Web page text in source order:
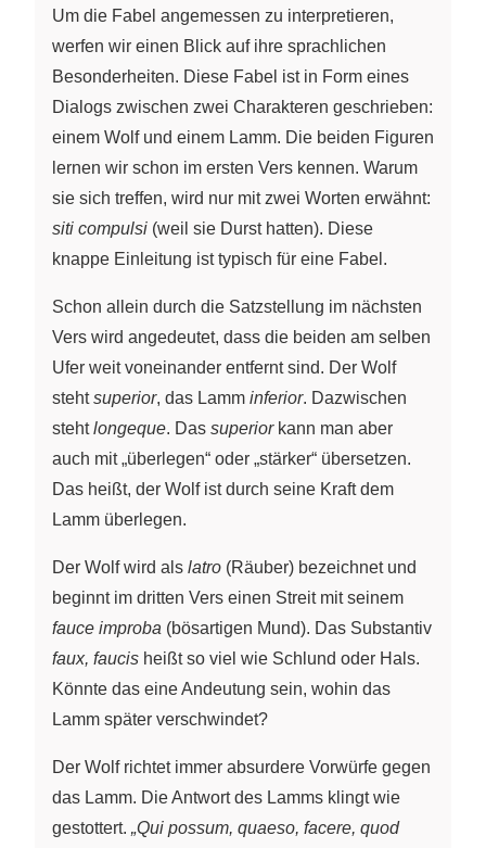
Um die Fabel angemessen zu interpretieren,
werfen wir einen Blick auf ihre sprachlichen
Besonderheiten. Diese Fabel ist in Form eines
Dialogs zwischen zwei Charakteren geschrieben:
einem Wolf und einem Lamm. Die beiden Figuren
lernen wir schon im ersten Vers kennen. Warum
sie sich treffen, wird nur mit zwei Worten erwähnt:
siti compulsi (weil sie Durst hatten). Diese
knappe Einleitung ist typisch für eine Fabel.
Schon allein durch die Satzstellung im nächsten
Vers wird angedeutet, dass die beiden am selben
Ufer weit voneinander entfernt sind. Der Wolf
stehtsuperior, das Lamm inferior. Dazwischen
stehtlongeque. Das superiorkann man aber
auch mit „überlegen“ oder „stärker“ übersetzen.
Das heißt, der Wolf ist durch seine Kraft dem
Lamm überlegen.
Der Wolf wird als latro (Räuber) bezeichnet und
beginnt im dritten Vers einen Streit mit seinem
fauce improba (bösartigen Mund). Das Substantiv
faux, faucis heißt so viel wie Schlund oder Hals.
Könnte das eine Andeutung sein, wohin das
Lamm später verschwindet?
Der Wolf richtet immer absurdere Vorwürfe gegen
das Lamm. Die Antwort des Lamms klingt wie
gestottert. „Qui possum, quaeso, facere, quod